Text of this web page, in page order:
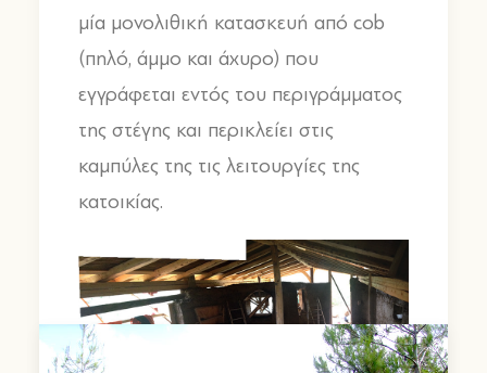
μία μονολιθική κατασκευή από cob
(πηλό, άμμο και άχυρο) που
εγγράφεται εντός του περιγράμματος
της στέγης και περικλείει στις
καμπύλες της τις λειτουργίες της
κατοικίας.